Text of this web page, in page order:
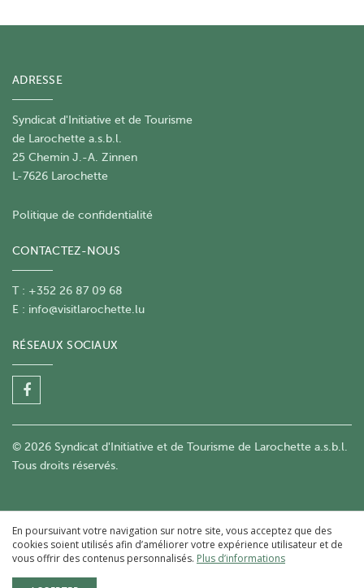
ADRESSE
Syndicat d'Initiative et de Tourisme
de Larochette a.s.b.l.
25 Chemin J.-A. Zinnen
L-7626 Larochette
Politique de confidentialité
CONTACTEZ-NOUS
T : +352 26 87 09 68
E : info@visitlarochette.lu
RÉSEAUX SOCIAUX
© 2026 Syndicat d'Initiative et de Tourisme de Larochette a.s.b.l.
Tous droits réservés.
En poursuivant votre navigation sur notre site, vous acceptez que des
cookies soient utilisés afin d’améliorer votre expérience utilisateur et de
vous offrir des contenus personnalisés. Plus d’informations